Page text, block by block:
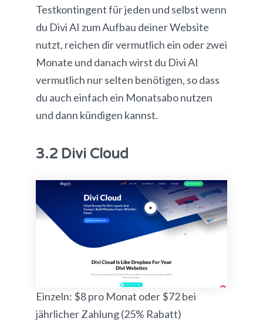
Testkontingent für jeden und selbst wenn
du Divi AI zum Aufbau deiner Website
nutzt, reichen dir vermutlich ein oder zwei
Monate und danach wirst du Divi AI
vermutlich nur selten benötigen, so dass
du auch einfach ein Monatsabo nutzen
und dann kündigen kannst.
3.2 Divi Cloud
Einzeln: $8 pro Monat oder $72 bei
jährlicher Zahlung (25% Rabatt)